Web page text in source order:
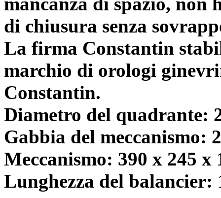
di chiusura senza
La firma Constantin
marchio di orologi
Constantin.
Diametro del quadrante:
Gabbia del meccanismo:
Meccanismo: 390 x 245 x
Lunghezza del balancier: